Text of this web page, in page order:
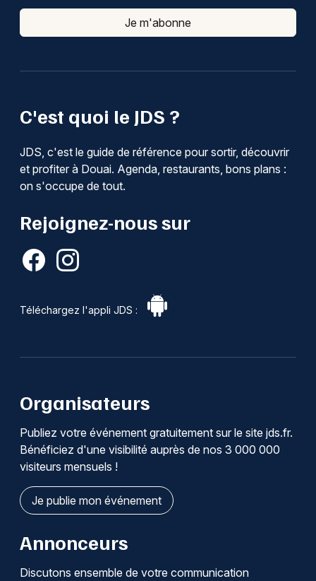
C'est quoi le JDS ?
JDS, c'est le guide de référence pour sortir, découvrir
et profiter à Douai. Agenda, restaurants, bons plans :
on s'occupe de tout.
Rejoignez-nous sur
Téléchargez l'appli JDS :
Je m'abonne
Organisateurs
Publiez votre événement gratuitement sur le site jds.fr.
Bénéficiez d'une visibilité auprès de nos 3 000 000
visiteurs mensuels !
Je publie mon événement
Annonceurs
Discutons ensemble de votre communication